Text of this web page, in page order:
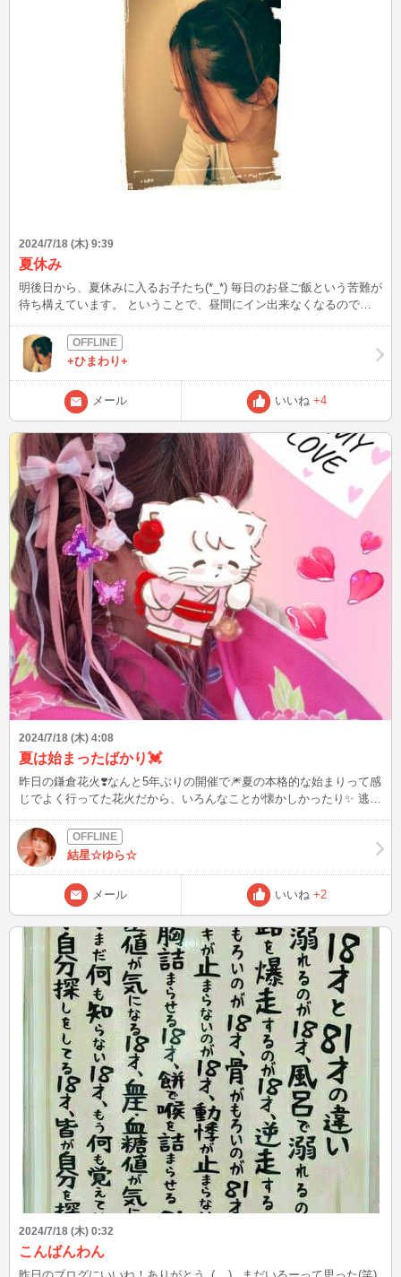
2024/7/18 (木) 9:39
夏休み
明後日から、夏休みに入るお子たち(*_*) 毎日のお昼ご飯という苦難が
待ち構えています。 ということで、昼間にイン出来なくなるので、
+ひまわり+
メール いいね +4
2024/7/18 (木) 4:08
夏は始まったばかり💓
昨日の鎌倉花火❣️なんと5年ぶりの開催で🎆夏の本格的な始まりって感
じでよく行ってた花火だから、いろんなことが懐かしかったり✨ 逃げ
ぎて目に焼き付いて、胸いっぱい💗 ねぇ、次の花火はどこ行く❓️ 浴衣
着るのもすごく楽しみなの、あなたに、今日も可愛いねって言われた
くて(♡ᴗ͈ˬᴗ͈)⸝
結星☆ゆら☆
メール いいね +2
2024/7/18 (木) 0:32
こんばんわん